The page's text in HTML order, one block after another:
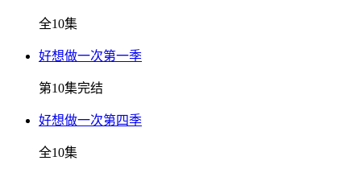
全10集
好想做一次第一季
第10集完结
好想做一次第四季
全10集